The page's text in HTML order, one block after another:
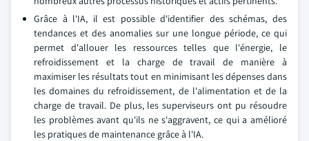
Grâce à l'IA, il est possible d'identifier des schémas, des
tendances et des anomalies sur une longue période, ce qui
permet d'allouer les ressources telles que l'énergie, le
refroidissement et la charge de travail de manière à
maximiser les résultats tout en minimisant les dépenses dans
les domaines du refroidissement, de l'alimentation et de la
charge de travail. De plus, les superviseurs ont pu résoudre
les problèmes avant qu'ils ne s'aggravent, ce qui a amélioré
les pratiques de maintenance grâce à l'IA.